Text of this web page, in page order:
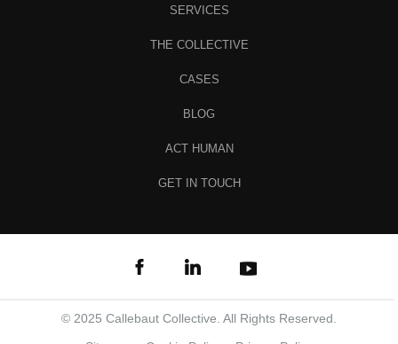
SERVICES
THE COLLECTIVE
CASES
BLOG
ACT HUMAN
GET IN TOUCH
© 2025 Callebaut Collective. All Rights Reserved.